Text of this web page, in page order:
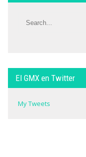
El GMX en Twitter
My Tweets